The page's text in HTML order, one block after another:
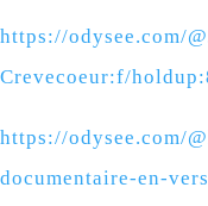
https://odysee.com/
Crevecoeur:f/
https://odysee.com/
documentaire-en-